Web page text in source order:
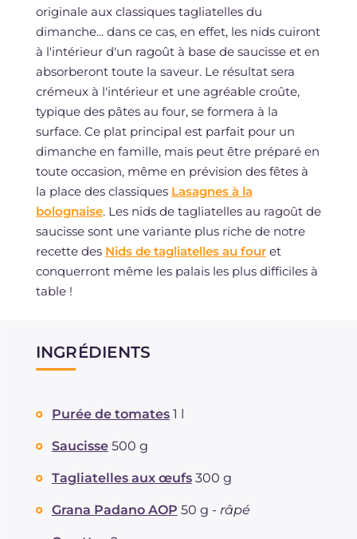
originale aux classiques tagliatelles du
dimanche... dans ce cas, en effet, les nids cuiront
à l'intérieur d'un ragoût à base de saucisse et en
absorberont toute la saveur. Le résultat sera
crémeux à l'intérieur et une agréable croûte,
typique des pâtes au four, se formera à la
surface. Ce plat principal est parfait pour un
dimanche en famille, mais peut être préparé en
toute occasion, même en prévision des fêtes à
la place des classiques Lasagnes à la
bolognaise. Les nids de tagliatelles au ragoût de
saucisse sont une variante plus riche de notre
recette des Nids de tagliatelles au fouret
conquerront même les palais les plus difficiles à
table !
INGRÉDIENTS
Purée de tomates 1 l
Saucisse 500 g
Tagliatelles aux œufs 300 g
Grana Padano AOP 50 g - râpé